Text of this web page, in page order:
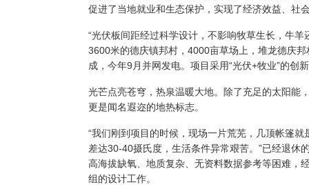
促进了当地就业和生态保护，实现了经济效益、社
“光伏板间距经过科学设计，不影响牧草生长，牛羊
3600米的德庆镇邦村，4000亩草场上， 堆龙德庆邦
成， 今年9月并网发电。 项目采用“光伏+牧业”的创
光芒点亮苍穹，热泉温暖大地。除了充足的太阳能
更是闻名遐迩的地热标志。
“我们刚到项目的时候，现场一片荒芜，几顶帐篷
差达30-40摄氏度，生活条件异常艰苦。”已经退休
高海拔缺氧、地质复杂、无资料数据参考等困难，
组的设计工作。